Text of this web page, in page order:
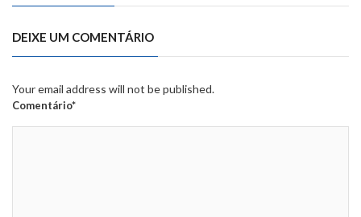
DEIXE UM COMENTÁRIO
Your email address will not be published.
Comentário*